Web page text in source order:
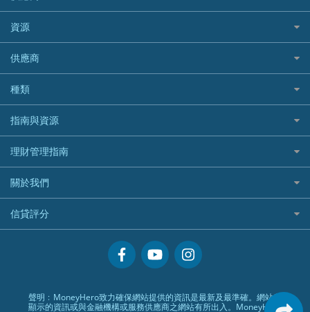
Promise 邦民日本財務
Rabbit Credit月兔信貸
Standard Chartered 渣打銀行
UA 亞洲聯合財務
WeLab Bank
WeLend 貸款
酒店信用卡
SIM
Airwallex信用卡
年金資訊
樓宇火險
澳洲旅遊保險及資訊
長者嘆世界
家庭親子遊
自駕遊比較
相機有得保
專為孕婦設計的最佳旅遊保險
最佳滑雪旅遊保險
最適合BB的旅遊保險
Avo
中國銀行
Bolttech 保特
Blue Cross 藍十字
中國平安
HSBC滙豐銀行
MSIG 三井住友
Prudential 保誠
QBE 昆士蘭
Starr
bolttech保障汽車保險
Zurich蘇黎世汽車保險
QBE昆士蘭汽車保險
平安汽車保險
IB盈透證券
老虎證券
uSMART 盈立證券
華盛証券
長橋證券
WeBull微牛證券
漲樂全球通｜華泰國際
OSL
富途牛牛好唔好？
Webull微牛證券好唔好？
Longbridge長橋證券好唔好？
老虎證券好唔好？
華盛証券好唔好？
漲樂全球通好唔好？
IB盈透證券好唔好？
盈立證券 uSMART 好唔好？
Stashaway好唔好？
資源
股票戶口開戶
證券行邊間好？
港股5隻高息ETF精選
什麼是ETF？
香港30大高息股排行
黃金ETF懶人包
最值得注意的比特幣ETF
選股策略：五步調查攻略
供應商
銀行戶口比較
尊尚銀行戶口
Citi Plus
中信銀行inMotion
Airwallex銀行
種類
定期存款
港元定存
人民幣定存
美元定存
英鎊定存
澳元定存
指南與資源
理財資訊
識慳識賺
債務管理
投資理財
置業安居
專欄文章
理財管理指南
常用相關詞彙
MoneyHero電子報
所有合作銀行或機構
關於我們
服務承諾
網上支援
常見問題
信貸評分
聲明﹕MoneyHero致力確保網站提供的資訊是最新及最準確。網站所
顯示的資訊或與金融機構或服務供應商之網站有所出入。MoneyHero